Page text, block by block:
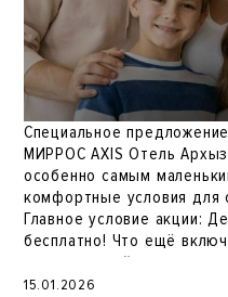
15.01.2026
Специальное
МИРРОС AXIS Отель Архыз Мы рады всем гостям и
особенно самым маленьким Поэтому
комфортные условия для
Главное условие акции: Дети до 14 лет проживают
бесплатно! Что ещё включено: Детям до 12 лет десерт
или домашний лимонад ежедневно
бесплатно, до 12 лет скидка 50% Скидка 10% на